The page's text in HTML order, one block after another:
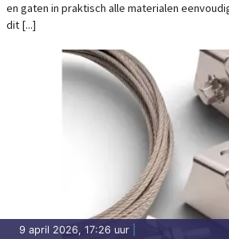
en gaten in praktisch alle materialen
dit [...]
9 april 2026, 17:26 uur